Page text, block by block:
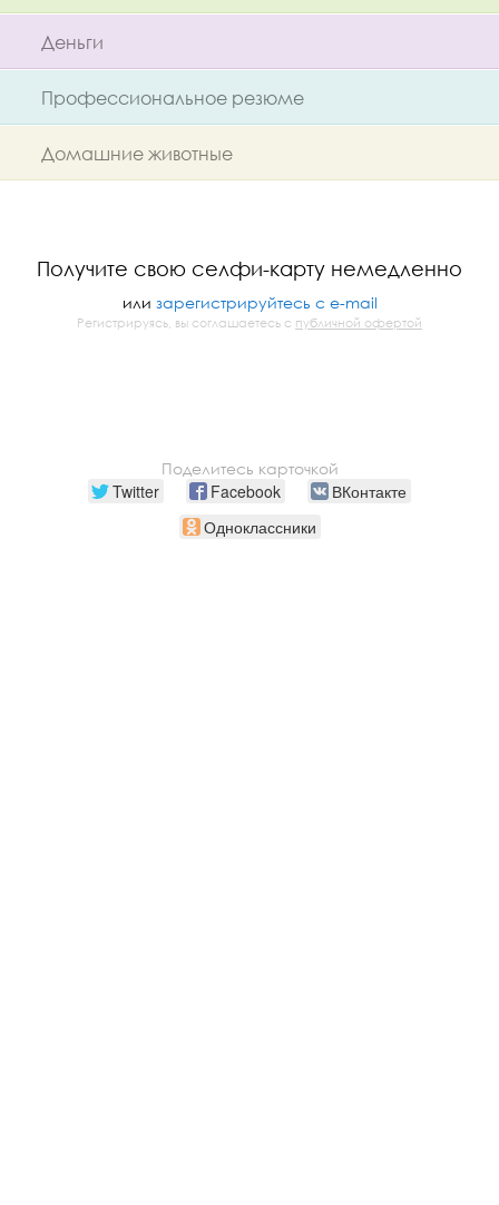
Деньги
Профессиональное резюме
Домашние животные
Получите свою селфи-карту немедленно
или зарегистрируйтесь с e-mail
Регистрируясь, вы соглашаетесь с публичной офертой
Поделитесь карточкой
Twitter Facebook
ВКонтакте
Одноклассники